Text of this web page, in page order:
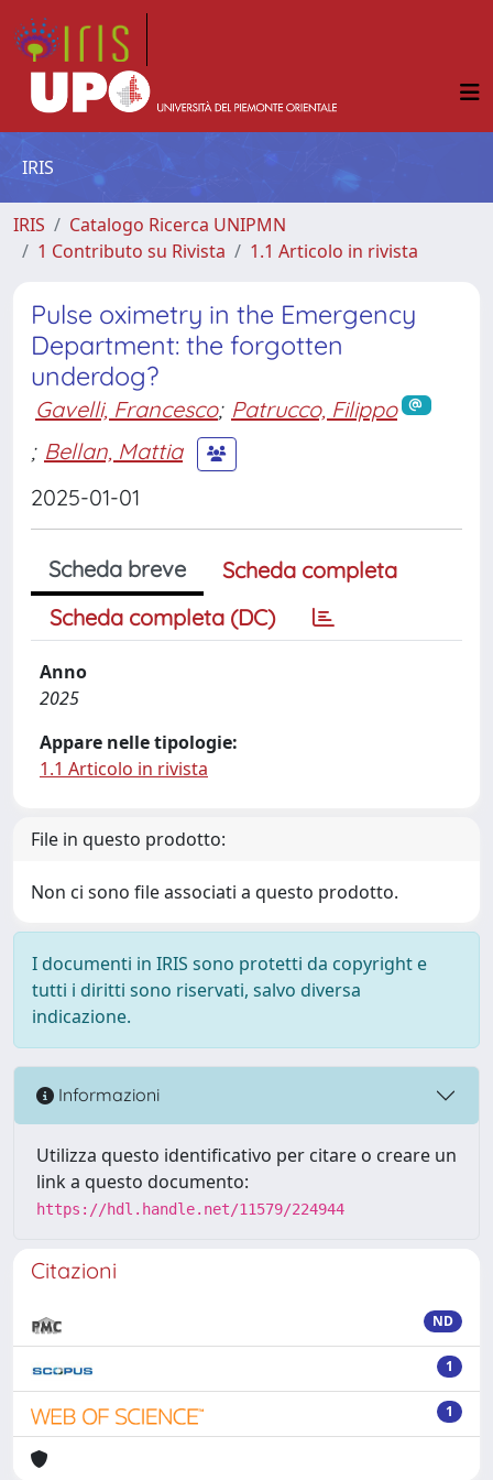
IRIS
IRIS
Catalogo Ricerca UNIPMN
1 Contributo su Rivista
1.1 Articolo in rivista
Pulse oximetry in the Emergency
Department: the forgotten
underdog?
Gavelli, Francesco; Patrucco, Filippo
; Bellan, Mattia
2025-01-01
Scheda breve
Scheda completa
Scheda completa (DC)
Anno
2025
Appare nelle tipologie:
1.1 Articolo in rivista
File in questo prodotto:
Non ci sono file associati a questo prodotto.
I documenti in IRIS sono protetti da copyright e
tutti i diritti sono riservati, salvo diversa
indicazione.
Informazioni
Utilizza questo identificativo per citare o creare un
link a questo documento:
https://hdl.handle.net/11579/224944
Citazioni
ND
1
1